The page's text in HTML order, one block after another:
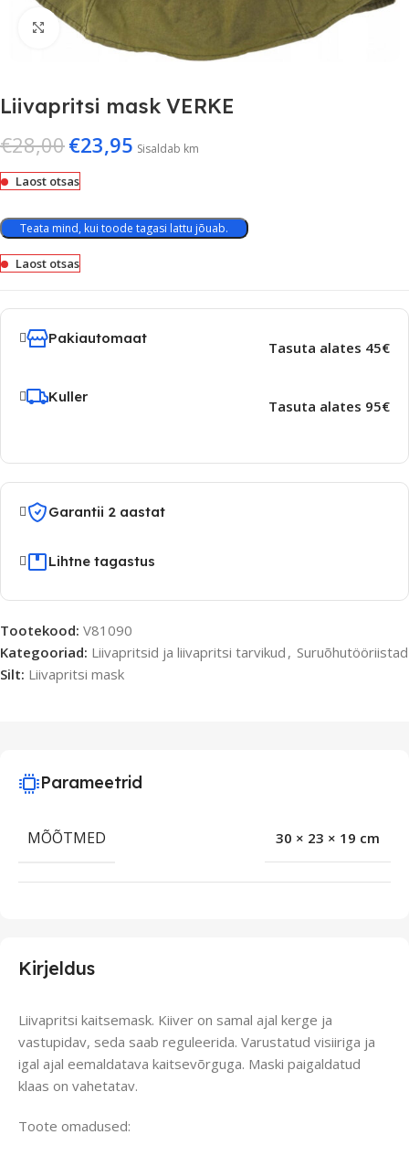
Suurenda
Liivapritsi mask VERKE
€28,00€23,95 Sisaldab km
Laost otsas
Teata mind, kui toode tagasi lattu jõuab.
Laost otsas
Pakiautomaat
Tasuta alates 45€
Kuller
Tasuta alates 95€
Garantii 2 aastat
Lihtne tagastus
Tootekood: V81090
Kategooriad: Liivapritsid ja liivapritsi tarvikud , Suruõhutööriistad
Silt: Liivapritsi mask
Kirjeldus
Liivapritsi kaitsemask. Kiiver on samal ajal kerge ja
vastupidav, seda saab reguleerida. Varustatud visiiriga ja
igal ajal eemaldatava kaitsevõrguga. Maski paigaldatud
klaas on vahetatav.
Toote omadused:
Parameetrid
MÕÕTMED 30 × 23 × 19 cm